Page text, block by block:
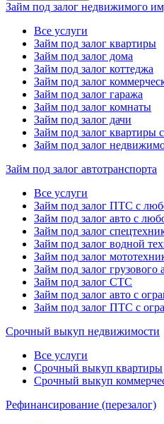
Займ под залог недвижимого
Все услуги
Займ под залог квартиры
Займ под залог дома
Займ под залог коттеджа
Займ под залог
Займ под залог гаража
Займ под залог комнаты
Займ под залог дачи
Займ под залог квартиры
Займ под залог
Займ под залог автотранспорта
Все услуги
Займ под залог ПТС с
Займ под залог авто с
Займ под залог
Займ под залог водной
Займ под залог
Займ под залог грузового
Займ под залог СТС
Займ под залог авто с
Займ под залог ПТС с
Срочный выкуп недвижимости
Все услуги
Срочный выкуп квартиры
Срочный выкуп
Рефинансирование (перезалог)